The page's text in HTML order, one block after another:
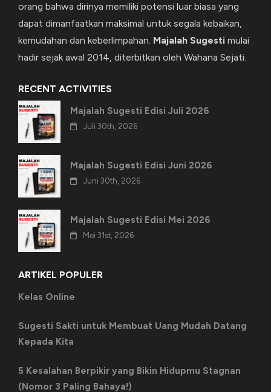
orang bahwa dirinya memiliki potensi luar biasa yang
dapat dimanfaatkan maksimal untuk segala kebaikan,
kemudahan dan keberlimpahan. Majalah Sugesti mulai
hadir sejak awal 2014, diterbitkan oleh Wahana Sejati.
RECENT ACTIVITIES
Majalah Sugesti Edisi Juli 2026
Juli 30th, 2026
Majalah Sugesti Edisi Juni 2026
Juni 30th, 2026
Majalah Sugesti Edisi Mei 2026
Mei 31st, 2026
ARTIKEL POPULER
Kelas Online
Sugesti Sakti untuk Membuat Uang Mudah Datang
Kepada Kita
5 Kesalahan Berpikir yang Bikin Hidupmu Stagnan
(Nomor 3 Paling Bahaya!)